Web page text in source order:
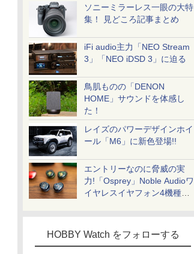
ソニーミラーレス一眼の大特
集！ 見どころ記事まとめ
iFi audio主力「NEO Stream
3」「NEO iDSD 3」に迫る
鳥肌ものの「DENON
HOME」サウンドを体感し
た！
レイズのパワーデザインホイ
ール「M6」に新色登場!!
エントリーなのに脅威の実
力!「Osprey」Noble Audioワ
イヤレスイヤフォン4機種を
HOBBY Watch をフォローする